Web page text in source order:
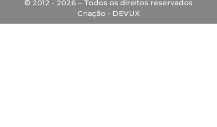
© 2012 - 2026 – Todos os direitos reservados
Criação - DEVUX